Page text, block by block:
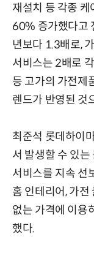
재설치 등 각종
60% 증가했다고
년보다 1.3배로,
서비스는 2배로
등 고가의 가전제
렌드가 반영된 것
최준석 롯데하이
서 발생할 수 있
서비스를 지속 선
홈 인테리어, 가
없는 가격에 이용
했다.